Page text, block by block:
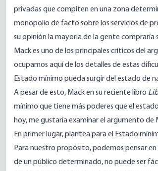
privadas que compiten en una zona
monopolio de facto sobre los servicios de
su opinión la mayoría de la gente compraría
Mack es uno de los principales críticos del
ocupamos aquí de los detalles de estas
Estado mínimo pueda surgir del estado de
A pesar de esto, Mack en su reciente libro
mínimo que tiene más poderes que el
hoy, me gustaría examinar el argumento de
En primer lugar, plantea para el Estado
Para nuestro propósito, podemos pensar
de un público determinado, no puede ser